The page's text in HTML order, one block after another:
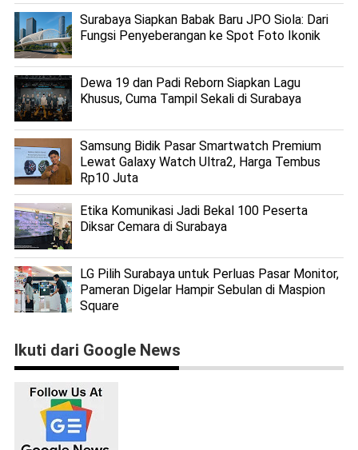
Surabaya Siapkan Babak Baru JPO Siola: Dari
Fungsi Penyeberangan ke Spot Foto Ikonik
Dewa 19 dan Padi Reborn Siapkan Lagu
Khusus, Cuma Tampil Sekali di Surabaya
Samsung Bidik Pasar Smartwatch Premium
Lewat Galaxy Watch Ultra2, Harga Tembus
Rp10 Juta
Etika Komunikasi Jadi Bekal 100 Peserta
Diksar Cemara di Surabaya
LG Pilih Surabaya untuk Perluas Pasar Monitor,
Pameran Digelar Hampir Sebulan di Maspion
Square
Ikuti dari Google News